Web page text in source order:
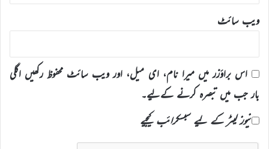
ویب‌ سائٹ
اس براؤزر میں میرا نام، ای میل، اور ویب سائٹ محفوظ رکھیں اگلی
بار جب میں تبصرہ کرنے کےلیے۔
نیوز لیٹر کے لیے سبسکرائب کیجیے